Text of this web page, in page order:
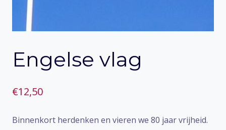
Engelse vlag
€12,50
Binnenkort herdenken en vieren we 80 jaar vrijheid.